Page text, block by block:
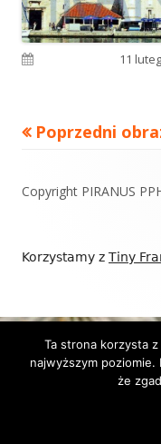
11
Poprzedni
stopki
Copyright PIRANUS
Korzystamy z Tiny
Ta strona korzysta
najwyższym
że